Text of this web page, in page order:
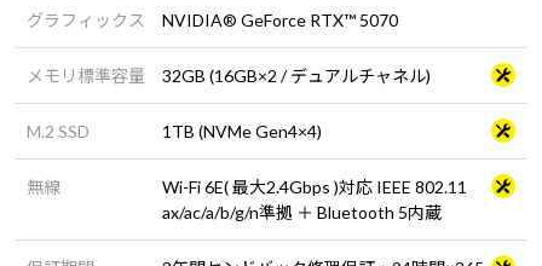
グラフィックス NVIDIA® GeForce RTX™ 5070
メモリ標準容量 32GB (16GB×2 / デュアルチャネル)
M.2 SSD 1TB (NVMe Gen4×4)
無線
Wi-Fi 6E( 最大2.4Gbps )対応 IEEE 802.11
ax/ac/a/b/g/n準拠 ＋ Bluetooth 5内蔵